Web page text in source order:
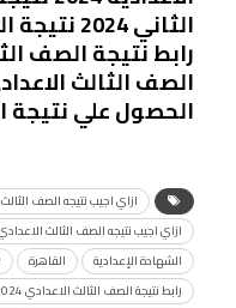
الحصول علي نتيجة
ازاي اجيب نتيجه الصف
ازاي اجيب نتيجه الصف الثالث الاعدادي
الشهادة الإعدادية
القاهرة
رابط نتيجة الصف الثالث الاعدادي 2024